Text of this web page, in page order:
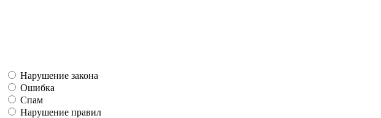
Нарушение закона
Ошибка
Спам
Нарушение правил